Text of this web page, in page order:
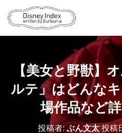
【美女と野獣】
ルテ」はどんな
場作品など
投稿者:ぶん文太 投稿